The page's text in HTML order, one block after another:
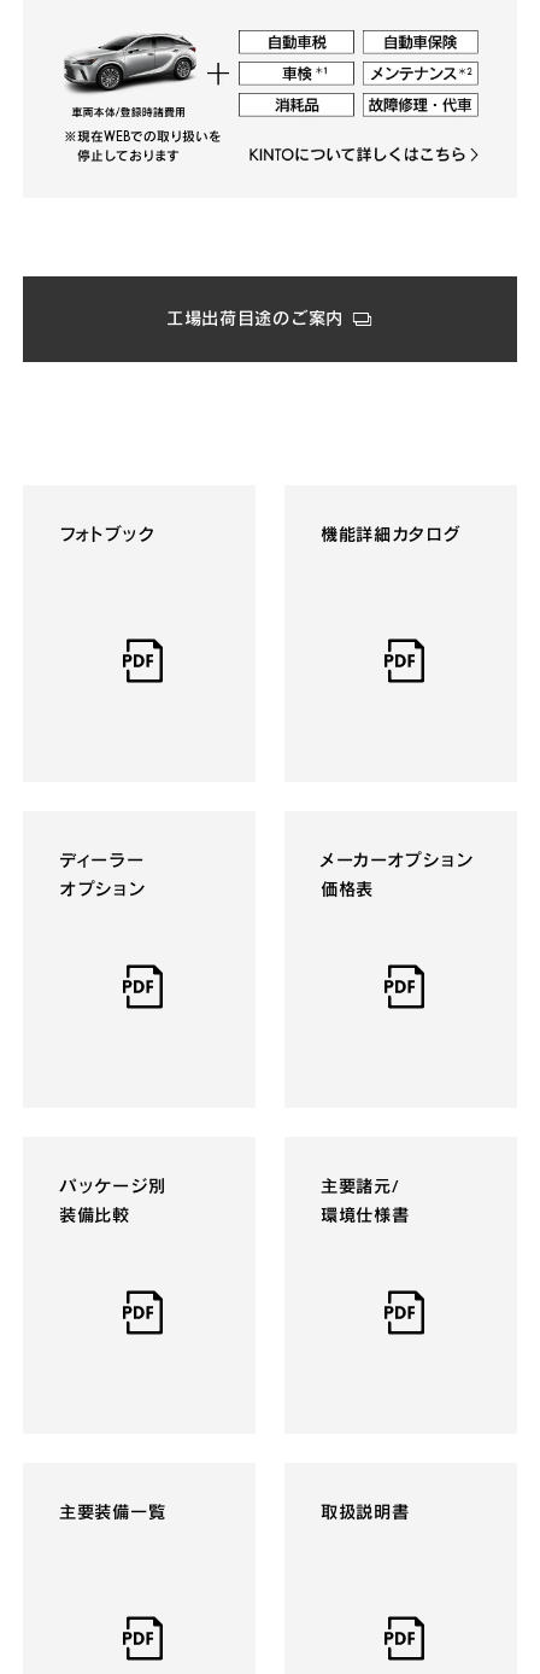
※現在WEBでの取り扱いを
停止しております
工場出荷目途のご案内
フォトブック 機能詳細カタログ​
ディーラー
オプション
メーカーオプション
価格表
パッケージ別
装備比較
主要諸元/
環境仕様書
主要装備一覧 取扱説明書